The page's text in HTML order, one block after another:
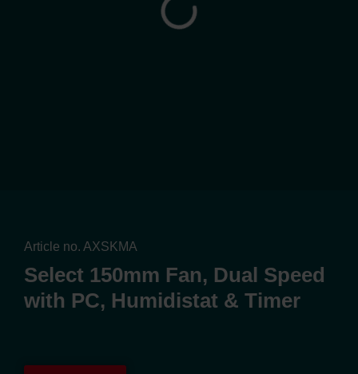
Article no. AXSKMA
Select 150mm Fan, Dual Speed
with PC, Humidistat & Timer